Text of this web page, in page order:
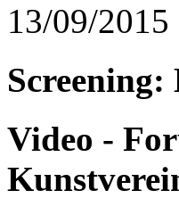
13/09/2015
Video -